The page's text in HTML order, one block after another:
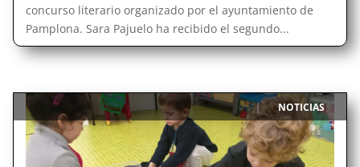
concurso literario organizado por el ayuntamiento de
Pamplona. Sara Pajuelo ha recibido el segundo...
| NOTICIAS